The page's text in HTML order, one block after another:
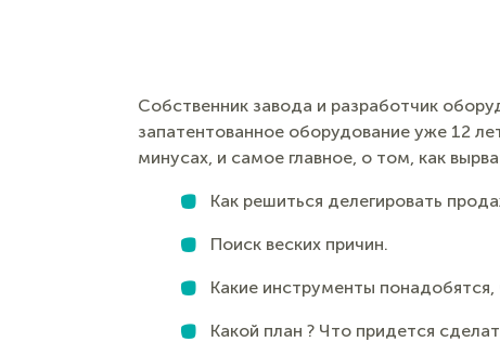
Собственник завода и разработчик
запатентованное оборудование уже 12
минусах, и самое главное, о том, как
Как решиться делегировать
Поиск веских причин.
Какие инструменты
Какой план ? Что придется